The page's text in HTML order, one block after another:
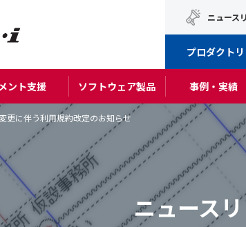
ント支援 ソフトウェア製品 事例・実績
ニュース
プロダクト
ニュース
更に伴う利用規約改定のお知らせ